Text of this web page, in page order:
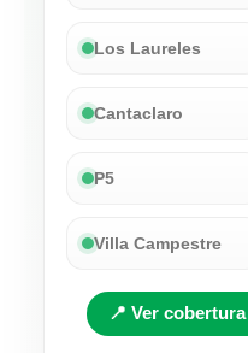
Los Laureles
Cantaclaro
P5
Villa Campestre
📍 Ver